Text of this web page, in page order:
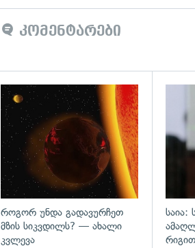
კომენტარები
როგორ უნდა გადავურჩეთ
მზის სიკვდილს? — ახალი
კვლევა
საია: